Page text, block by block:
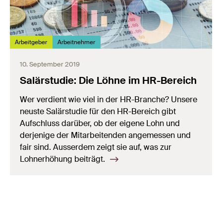
Arbeitgeber Arbeitnehmer
10. September 2019
Salärstudie: Die Löhne im HR-Bereich
Wer verdient wie viel in der HR-Branche? Unsere
neuste Salärstudie für den HR-Bereich gibt
Aufschluss darüber, ob der eigene Lohn und
derjenige der Mitarbeitenden angemessen und
fair sind. Ausserdem zeigt sie auf, was zur
Lohnerhöhung beiträgt.